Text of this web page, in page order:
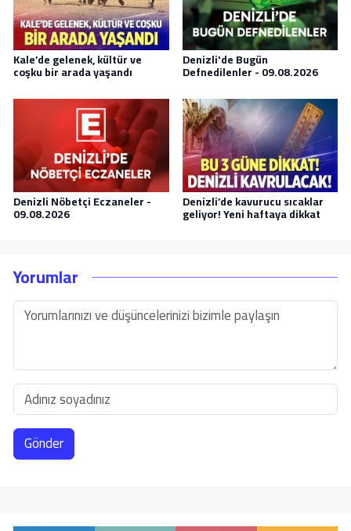
Kale’de gelenek, kültür ve
coşku bir arada yaşandı
Denizli'de Bugün
Defnedilenler - 09.08.2026
Denizli Nöbetçi Eczaneler -
09.08.2026
Denizli’de kavurucu sıcaklar
geliyor! Yeni haftaya dikkat
Yorumlar
Gönder